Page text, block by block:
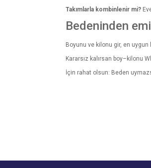
Takımlarla kombinlenir mi?
Bedeninden
Boyunu ve kilonu gir, en uygun
Kararsız kalırsan boy–kilonu
İçin rahat olsun: Beden